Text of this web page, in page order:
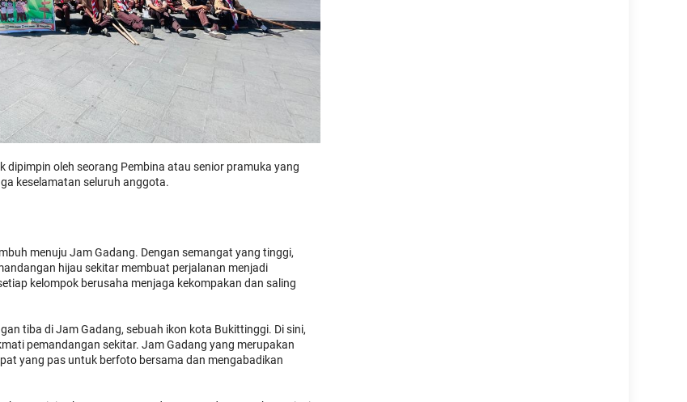
dipimpin oleh seorang Pembina atau senior pramuka yang
keselamatan seluruh anggota.
menuju Jam Gadang. Dengan semangat yang tinggi,
hijau sekitar membuat perjalanan menjadi
kelompok berusaha menjaga kekompakan dan saling
tiba di Jam Gadang, sebuah ikon kota Bukittinggi. Di sini,
pemandangan sekitar. Jam Gadang yang merupakan
yang pas untuk berfoto bersama dan mengabadikan